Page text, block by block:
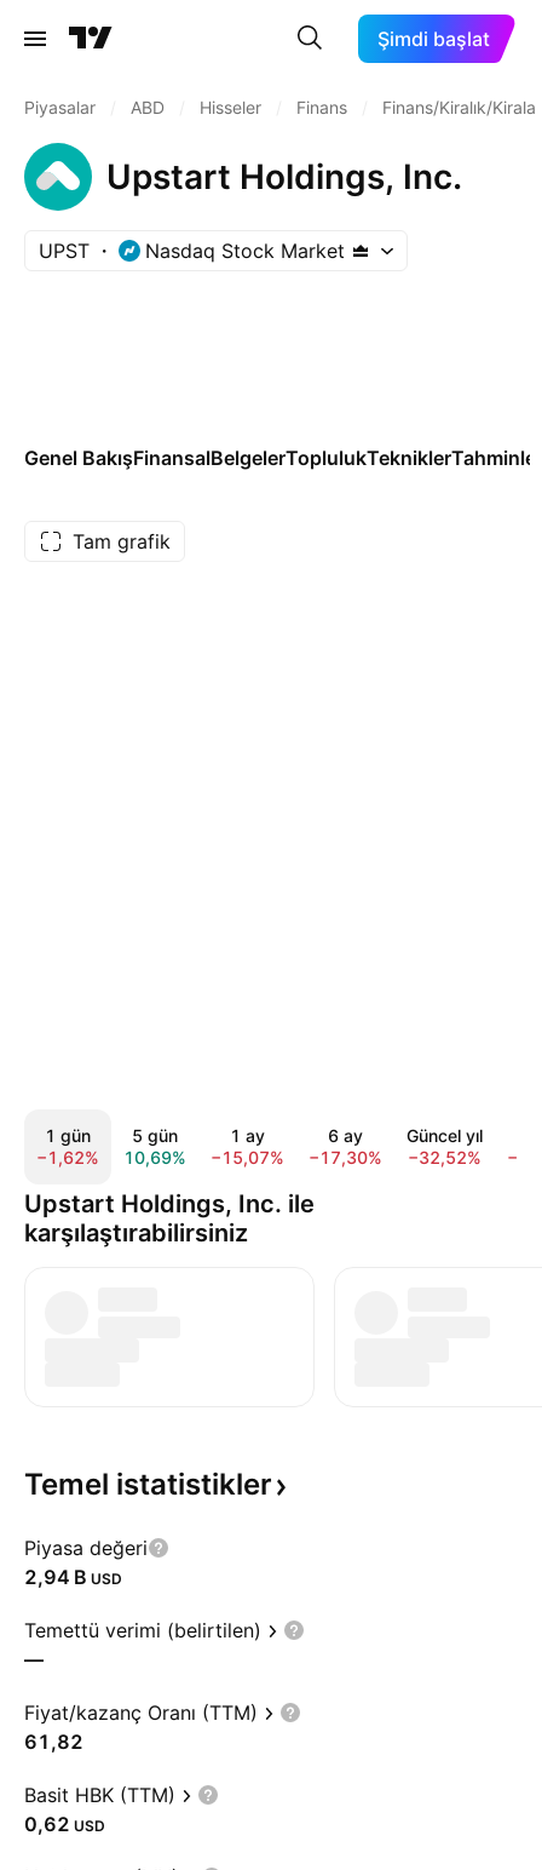
Şimdi başlat
Piyasalar ABD Hisseler Finans Finans/Kiralık/
Upstart Holdings, Inc.
UPST Nasdaq Stock Market
Genel BakışFinansalBelgelerToplulukTekniklerTahminler
Tam grafik
1 gün
−1,62%
5 gün
10,69%
1 ay
−15,07%
6 ay
−17,30%
Güncel yıl
−32,52%
Upstart Holdings, Inc. ile
karşılaştırabilirsiniz
Temel istatistikler
Piyasa değeri
‪2,94 B‬ USD
Temettü verimi (belirtilen)
—
Fiyat/kazanç Oranı (TTM)
61,82
Basit HBK (TTM)
0,62 USD